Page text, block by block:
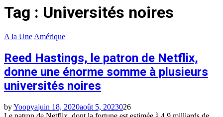
Tag : Universités noires
A la Une Amérique
Reed Hastings, le patron de Netflix,
donne une énorme somme à plusieurs
universités noires
byYoopyajuin 18, 2020août 5, 2023026